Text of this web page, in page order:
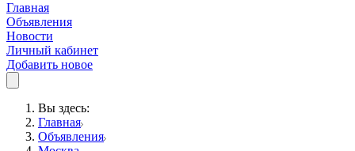
Главная
Объявления
Новости
Личный кабинет
Добавить новое
Вы здесь:
Главная
Объявления